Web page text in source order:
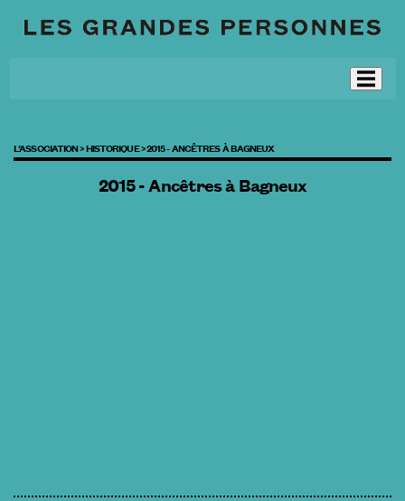
L’ASSOCIATION >HISTORIQUE >2015 - ANCÊTRES À BAGNEUX
2015 - Ancêtres à Bagneux